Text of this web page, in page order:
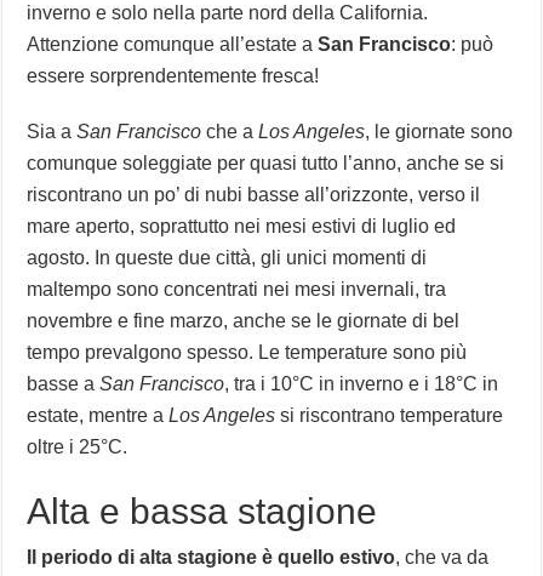
inverno e solo nella parte nord della California.
Attenzione comunque all’estate aSan Francisco: può
essere sorprendentemente fresca!
Sia aSan Francisco che aLos Angeles, le giornate sono
comunque soleggiate per quasi tutto l’anno, anche se si
riscontrano un po’ di nubi basse all’orizzonte, verso il
mare aperto, soprattutto nei mesi estivi di luglio ed
agosto. In queste due città, gli unici momenti di
maltempo sono concentrati nei mesi invernali, tra
novembre e fine marzo, anche se le giornate di bel
tempo prevalgono spesso. Le temperature sono più
basse aSan Francisco, tra i 10°C in inverno e i 18°C in
estate, mentre aLos Angeles si riscontrano temperature
oltre i 25°C.
Alta e bassa stagione
Il periodo di alta stagione è quello estivo, che va da